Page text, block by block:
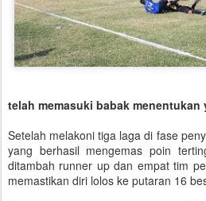
telah memasuki babak menentukan
Setelah melakoni tiga laga di fase
yang berhasil mengemas poin
ditambah runner up dan empat tim
memastikan diri lolos ke putaran 16